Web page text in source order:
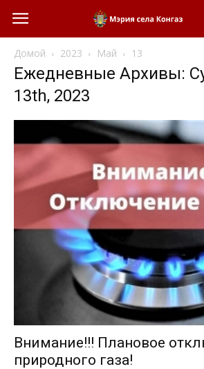
Домой 2023 Май 13
Ежедневные Архивы:
13th, 2023
Внимание!!! Плановое
природного газа!